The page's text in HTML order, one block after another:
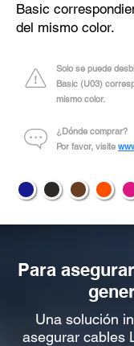
Basic
del mismo color.
Solo se puede
Basic (U03)
mismo color.
¿Dónde comprar?
Por favor, visite
Para
Una solución
asegurar cables